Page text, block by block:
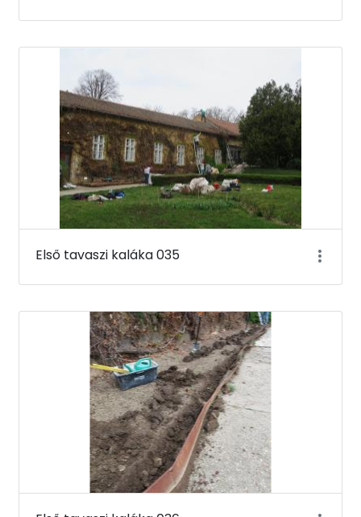
Első tavaszi kaláka 035